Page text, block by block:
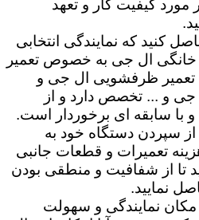
مورد کیفیت کار و تعهد
کنید که نمایندگی انتخابی
خانگی ال جی به خصوص تعمیر
ظرفشویی ال جی و
جی و ... تخصص دارد و از
با سابقه ای برخوردار است.
از سپردن دستگاه خود به
تعمیرات و قطعات جانبی
تا از شفافیت و منطقی بودن
نمایید.
نمایندگی و سهولت